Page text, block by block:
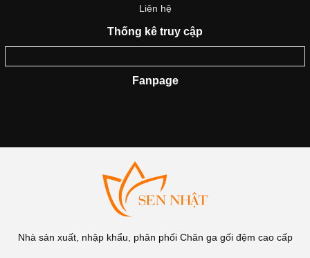
Liên hệ
Thống kê truy cập
Fanpage
Nhà sản xuất, nhập khẩu, phân phối Chăn ga gối đệm cao cấp